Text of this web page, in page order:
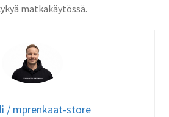
matkakäytössä.
/ mprenkaat-store